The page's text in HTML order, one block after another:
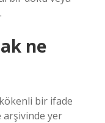
ne
bir ifade
arşivinde yer